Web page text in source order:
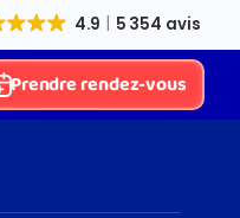
Prendre rendez-vous